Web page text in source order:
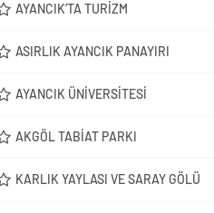
AYANCIK’TA TURIZM
ASIRLIK AYANCIK PANAYIRI
AYANCIK ÜNIVERSITESI
AKGÖL TABIAT PARKI
KARLIK YAYLASI VE SARAY GÖLÜ